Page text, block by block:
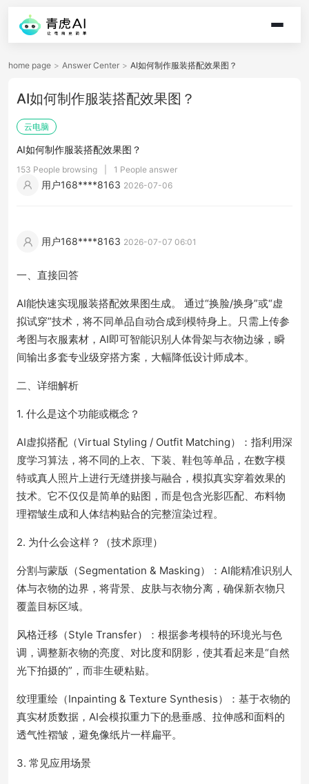
home page > Answer Center > AI如何制作服装搭配效果图？
AI如何制作服装搭配效果图？
云电脑
AI如何制作服装搭配效果图？
153 People browsing 1 People answer
用户168****8163 2026-07-06
用户168****8163 2026-07-07 06:01
一、直接回答
AI能快速实现服装搭配效果图生成。 通过“换脸/换身”或“虚
拟试穿”技术，将不同单品自动合成到模特身上。只需上传参
考图与衣服素材，AI即可智能识别人体骨架与衣物边缘，瞬
间输出多套专业级穿搭方案，大幅降低设计师成本。
二、详细解析
1. 什么是这个功能或概念？
AI虚拟搭配（Virtual Styling / Outfit Matching）：指利用深
度学习算法，将不同的上衣、下装、鞋包等单品，在数字模
特或真人照片上进行无缝拼接与融合，模拟真实穿着效果的
技术。它不仅仅是简单的贴图，而是包含光影匹配、布料物
理褶皱生成和人体结构贴合的完整渲染过程。
2. 为什么会这样？（技术原理）
分割与蒙版（Segmentation & Masking）：AI能精准识别人
体与衣物的边界，将背景、皮肤与衣物分离，确保新衣物只
覆盖目标区域。
风格迁移（Style Transfer）：根据参考模特的环境光与色
调，调整新衣物的亮度、对比度和阴影，使其看起来是“自然
光下拍摄的”，而非生硬粘贴。
纹理重绘（Inpainting & Texture Synthesis）：基于衣物的
真实材质数据，AI会模拟重力下的悬垂感、拉伸感和面料的
透气性褶皱，避免像纸片一样扁平。
3. 常见应用场景